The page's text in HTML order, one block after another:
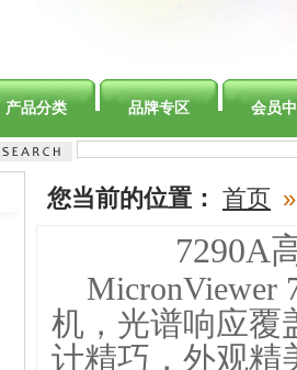
产品分类 品牌专区 会员
您当前的位置： 首页 »
7290A
MicronViewer
机，光谱响应覆
计精巧，外观精